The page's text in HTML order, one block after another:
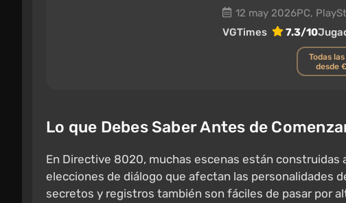
12 may 2026PC,
VGTimes
7.3/10
Todas
desde
Lo que Debes Saber Antes de
En Directive 8020, muchas escenas están construidas
elecciones de diálogo que afectan las personalidades
secretos y registros también son fáciles de pasar por